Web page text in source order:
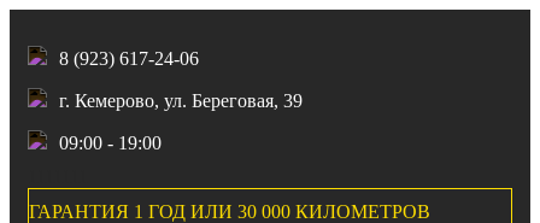
8 (923) 617-24-06
г. Кемерово, ул. Береговая, 39
09:00 - 19:00
ГАРАНТИЯ 1 ГОД ИЛИ 30 000 КИЛОМЕТРОВ